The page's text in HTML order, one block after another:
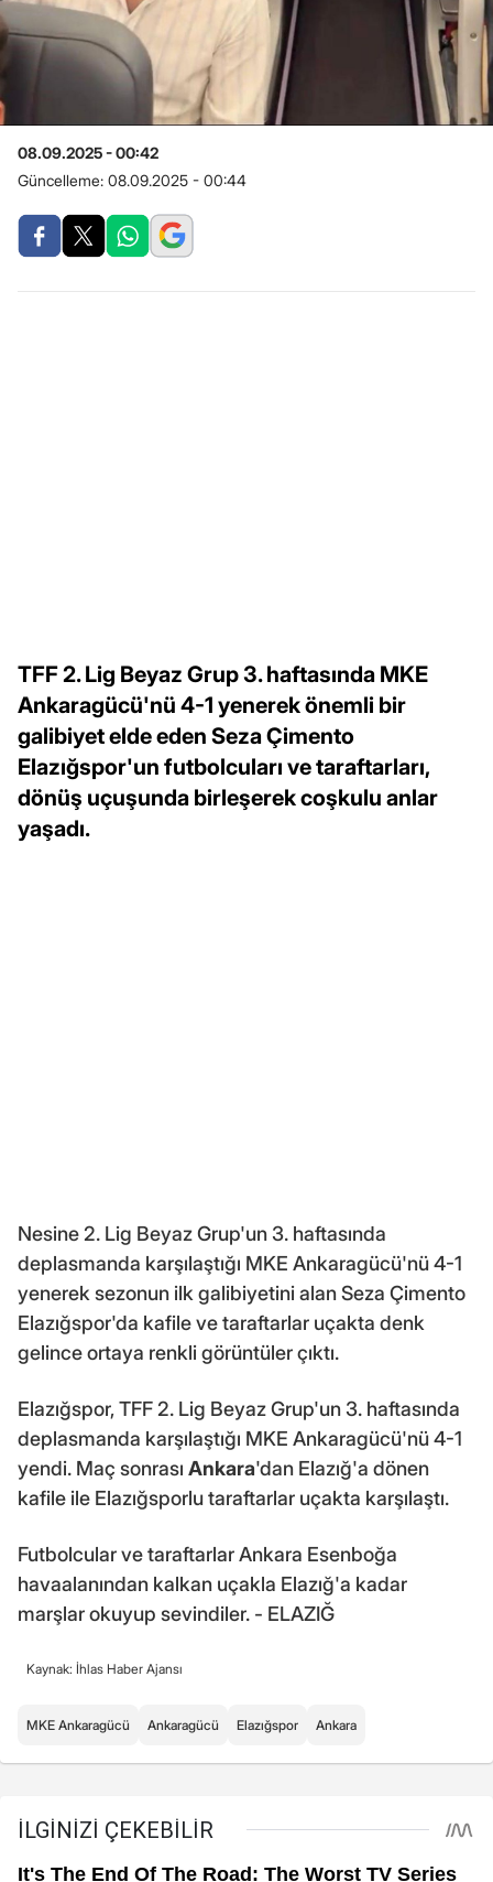
08.09.2025 - 00:42
Güncelleme: 08.09.2025 - 00:44
TFF 2. Lig Beyaz Grup 3. haftasında MKE
Ankaragücü'nü 4-1 yenerek önemli bir
galibiyet elde eden Seza Çimento
Elazığspor'un futbolcuları ve taraftarları,
dönüş uçuşunda birleşerek coşkulu anlar
yaşadı.
Nesine 2. Lig Beyaz Grup'un 3. haftasında
deplasmanda karşılaştığı MKE Ankaragücü'nü 4-1
yenerek sezonun ilk galibiyetini alan Seza Çimento
Elazığspor'da kafile ve taraftarlar uçakta denk
gelince ortaya renkli görüntüler çıktı.
Elazığspor, TFF 2. Lig Beyaz Grup'un 3. haftasında
deplasmanda karşılaştığı MKE Ankaragücü'nü 4-1
yendi. Maç sonrası Ankara'dan Elazığ'a dönen
kafile ile Elazığsporlu taraftarlar uçakta karşılaştı.
Futbolcular ve taraftarlar Ankara Esenboğa
havaalanından kalkan uçakla Elazığ'a kadar
marşlar okuyup sevindiler. - ELAZIĞ
Kaynak: İhlas Haber Ajansı
MKE Ankaragücü Ankaragücü Elazığspor Ankara